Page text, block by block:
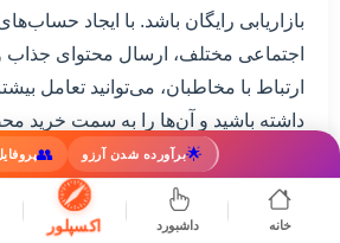
🌟برآورده شدن آرزو 👥
خانه داشبورد اکسپلور
بازاریابی رایگان باشد. با ایجاد
اجتماعی مختلف، ارسال محتوای جذاب
ارتباط با مخاطبان، می‌توانید تعامل
داشته باشید و آن‌ها را به سمت خرید
شما هدایت کنید.
به طور کلی، استفاده از روش‌های رایگان
نیازمند صبر، پیوستگی و تلاش مداوم